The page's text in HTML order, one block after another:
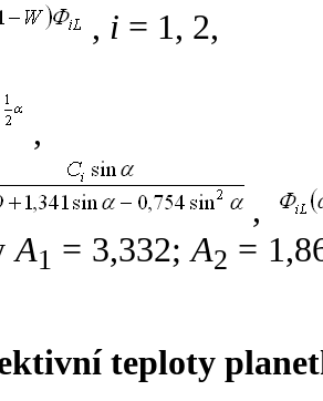
, i = 1, 2,
,
,
A1 = 3,332;A2 =
teploty